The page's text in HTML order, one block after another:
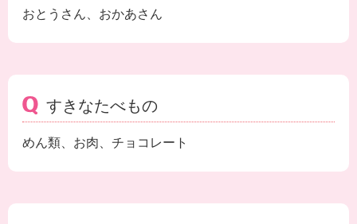
おとうさん、おかあさん
すきなたべもの
めん類、お肉、チョコレート